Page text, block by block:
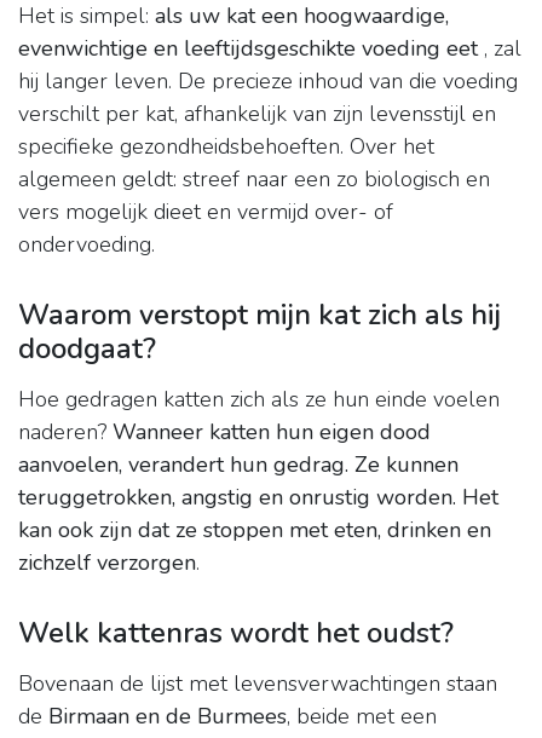
Het is simpel: als uw kat een hoogwaardige,
evenwichtige en leeftijdsgeschikte voeding eet, zal
hij langer leven. De precieze inhoud van die voeding
verschilt per kat, afhankelijk van zijn levensstijl en
specifieke gezondheidsbehoeften. Over het
algemeen geldt: streef naar een zo biologisch en
vers mogelijk dieet en vermijd over- of
ondervoeding.
Waarom verstopt mijn kat zich als hij
doodgaat?
Hoe gedragen katten zich als ze hun einde voelen
naderen? Wanneer katten hun eigen dood
aanvoelen, verandert hun gedrag. Ze kunnen
teruggetrokken, angstig en onrustig worden. Het
kan ook zijn dat ze stoppen met eten, drinken en
zichzelf verzorgen.
Welk kattenras wordt het oudst?
Bovenaan de lijst met levensverwachtingen staan
de Birmaan en de Burmees, beide met een